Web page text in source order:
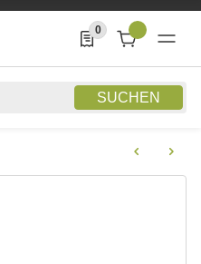
SUCHEN
0
0 Produkte in der